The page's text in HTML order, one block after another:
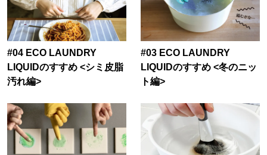
#04 ECO LAUNDRY
LIQUIDのすすめ <シミ皮脂
汚れ編>
#03 ECO LAUNDRY
LIQUIDのすすめ <冬のニッ
ト編>